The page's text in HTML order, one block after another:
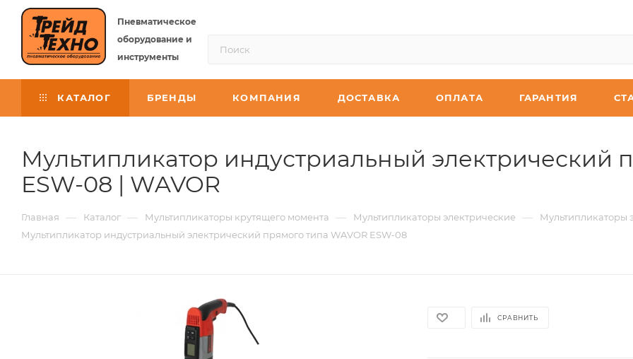
Пневматическое
оборудование и
инструменты
КАТАЛОГ БРЕНДЫ КОМПАНИЯ ДОСТАВКА ОПЛАТА ГАРАНТИЯ
Мультипликатор индустриальный электрический
ESW-08 | WAVOR
Главная — Каталог — Мультипликаторы крутящего момента — Мультипликаторы электрические — Мультипликаторы
Мультипликатор индустриальный электрический прямого типа WAVOR ESW-08
СРАВНИТЬ